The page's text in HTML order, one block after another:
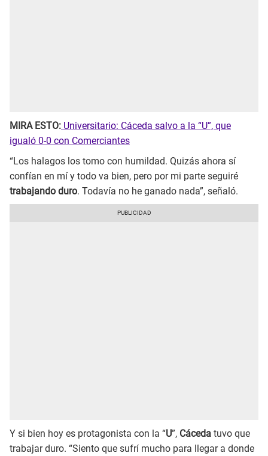
MIRA ESTO: Universitario: Cáceda salvo a la “U”, que
igualó 0-0 con Comerciantes
“Los halagos los tomo con humildad. Quizás ahora sí
confían en mí y todo va bien, pero por mi parte seguiré
trabajando duro. Todavía no he ganado nada”, señaló.
Y si bien hoy es protagonista con la “U”, Cáceda tuvo que
trabajar duro. “Siento que sufrí mucho para llegar a donde